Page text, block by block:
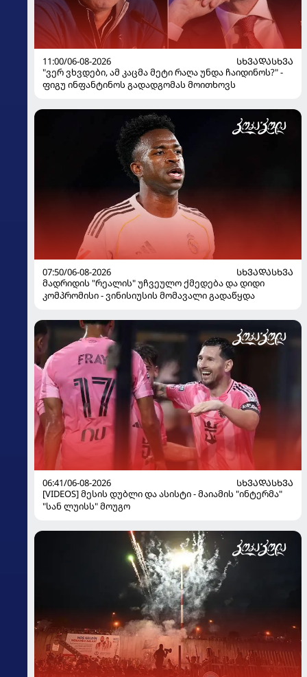
11:00/06-08-2026
ᲡᲮᲕᲐᲓᲐᲡᲮᲕᲐ
"ვერ ვხვდები, ამ კაცმა მეტი რაღა უნდა ჩაიდინოს?" -
ფიგუ ინფანტინოს გადადგომას მოითხოვს
07:50/06-08-2026
ᲡᲮᲕᲐᲓᲐᲡᲮᲕᲐ
მადრიდის "რეალის" უჩვეულო ქმედება და დიდი
კომპრომისი - ვინისიუსის მომავალი გადაწყდა
06:41/06-08-2026
ᲡᲮᲕᲐᲓᲐᲡᲮᲕᲐ
[VIDEOS] მესის დუბლი და ასისტი - მაიამის "ინტერმა"
"სან ლუისს" მოუგო